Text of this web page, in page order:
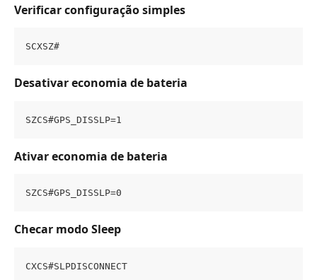
Verificar configuração simples
SCXSZ#
Desativar economia de bateria
SZCS#GPS_DISSLP=1
Ativar economia de bateria
SZCS#GPS_DISSLP=0
Checar modo Sleep
CXCS#SLPDISCONNECT